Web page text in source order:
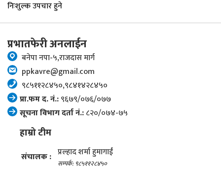
प्रभातफेरी अनलाईन
बनेपा नपा-५,राजदास मार्ग
ppkavre@gmail.com
९८५११२८४५०,९८४१४२८४५०
प्रा.फम द. नं.:९६७९/०७६/०७७
सूचना विभाग दर्ता नं.:८२०/०७४-७५
हाम्रो टीम
संचालक : प्रल्हाद शर्मा हुमागाईं
सम्पर्क: ९८५११२८४५०